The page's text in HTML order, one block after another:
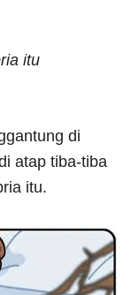
itu
di
atap tiba-tiba
itu.